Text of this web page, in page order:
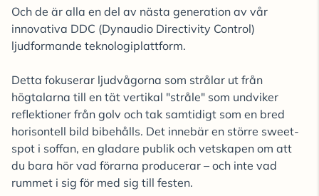
Och de är alla en del av nästa generation av vår
innovativa DDC (Dynaudio Directivity Control)
ljudformande teknologiplattform.
Detta fokuserar ljudvågorna som strålar ut från
högtalarna till en tät vertikal "stråle" som undviker
reflektioner från golv och tak samtidigt som en bred
horisontell bild bibehålls. Det innebär en större sweet-
spot i soffan, en gladare publik och vetskapen om att
du bara hör vad förarna producerar – och inte vad
rummet i sig för med sig till festen.